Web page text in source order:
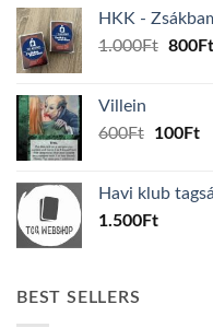
160Ft.
HKK -
1.000Ft 800Ft
Villein
600Ft
Original
600Ft.
100Ft
Havi klub
1.500Ft
BEST SELLERS